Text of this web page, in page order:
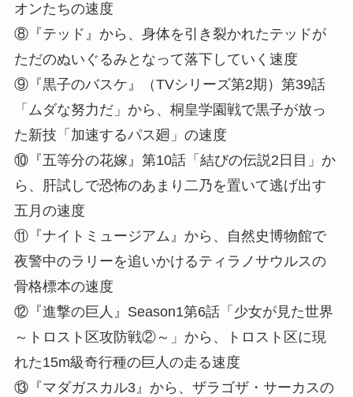
オンたちの速度
⑧『テッド』から、身体を引き裂かれたテッドが
ただのぬいぐるみとなって落下していく速度
⑨『黒子のバスケ』（TVシリーズ第2期）第39話
「ムダな努力だ」から、桐皇学園戦で黒子が放っ
た新技「加速するパス廻」の速度
⑩『五等分の花嫁』第10話「結びの伝説2日目」か
ら、肝試しで恐怖のあまり二乃を置いて逃げ出す
五月の速度
⑪『ナイトミュージアム』から、自然史博物館で
夜警中のラリーを追いかけるティラノサウルスの
骨格標本の速度
⑫『進撃の巨人』Season1第6話「少女が見た世界
～トロスト区攻防戦②～」から、トロスト区に現
れた15m級奇行種の巨人の走る速度
⑬『マダガスカル3』から、ザラゴザ・サーカスの